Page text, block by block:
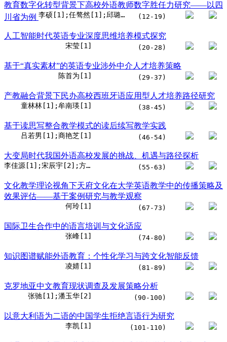
教育数字化转型背景下高校外语教师数字胜任力研究——以四
川省为例
李硕[1];任骜然[1];邱璐[1] (12-19)
人工智能时代英语专业深度思维培养模式探究
宋莹[1] (20-28)
基于“真实素材”的英语专业涉外中介人才培养策略
陈首为[1] (29-37)
产教融合背景下民办高校西班牙语应用型人才培养路径研究
童林林[1];牟南瑛[1] (38-45)
基于读思写整合教学模式的读后续写教学实践
吕若男[1];商艳芝[1] (46-54)
大变局时代我国外语高校发展的挑战、机遇与路径探析
李佳源[1];宋辰宇[2];方千禧[3];廖德明[4] (55-63)
文化教学理论视角下天府文化在大学英语教学中的传播策略及
效果评估——基于案例研究与教学观察
何玲[1] (67-73)
国际卫生合作中的语言培训与文化适应
张峰[1] (74-80)
知识图谱赋能外语教育：个性化学习与跨文化智能反馈
凌婧[1] (81-89)
克罗地亚中文教育现状调查及发展策略分析
张驰[1];潘玉华[2] (90-100)
以意大利语为二语的中国学生拒绝言语行为研究
李凯[1] (101-110)